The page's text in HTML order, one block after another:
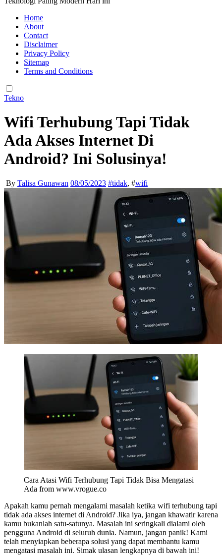
Home
About
Contact
Disclaimer
Privacy Policy
Sitemap
Terms and Conditions
Tekno
Wifi Terhubung Tapi Tidak
Ada Akses Internet Di
Android? Ini Solusinya!
By Talisa Gunawan 08/05/2023 #tidak, #wifi
Cara Atasi Wifi Terhubung Tapi Tidak Bisa Mengatasi
Ada from www.vrogue.co
Apakah kamu pernah mengalami masalah ketika wifi terhubung tapi
tidak ada akses internet di Android? Jika iya, jangan khawatir karena
kamu bukanlah satu-satunya. Masalah ini seringkali dialami oleh
pengguna Android di seluruh dunia. Namun, jangan panik! Kami
telah menyiapkan beberapa solusi yang dapat membantu kamu
mengatasi masalah ini. Simak ulasan lengkapnya di bawah ini!